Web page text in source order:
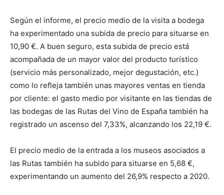
Según el informe, el precio medio de la visita a bodega
ha experimentado una subida de precio para situarse en
10,90 €. A buen seguro, esta subida de precio está
acompañada de un mayor valor del producto turístico
(servicio más personalizado, mejor degustación, etc.)
como lo refleja también unas mayores ventas en tienda
por cliente: el gasto medio por visitante en las tiendas de
las bodegas de las Rutas del Vino de España también ha
registrado un ascenso del 7,33%, alcanzando los 22,19 €.
El precio medio de la entrada a los museos asociados a
las Rutas también ha subido para situarse en 5,68 €,
experimentando un aumento del 26,9% respecto a 2020.